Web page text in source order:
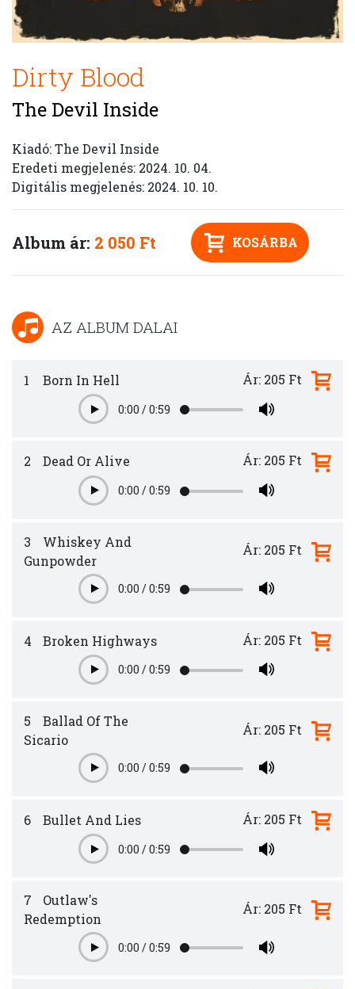
Dirty Blood
The Devil Inside
Kiadó: The Devil Inside
Eredeti megjelenés: 2024. 10. 04.
Digitális megjelenés: 2024. 10. 10.
Album ár: 2 050 Ft KOSÁRBA
AZ ALBUM DALAI
1 Born In Hell
Play0:00 /0:59
Ár: 205 Ft
2 Dead Or Alive
Play0:00 /0:59
Ár: 205 Ft
3
Whiskey And
Gunpowder
Play0:00 /0:59
Ár: 205 Ft
4 Broken Highways
Play0:00 /0:59
Ár: 205 Ft
5
Ballad Of The
Sicario
Play0:00 /0:59
Ár: 205 Ft
6 Bullet And Lies
Play0:00 /0:59
Ár: 205 Ft
7
Outlaw's
Redemption
Play0:00 /0:59
Ár: 205 Ft